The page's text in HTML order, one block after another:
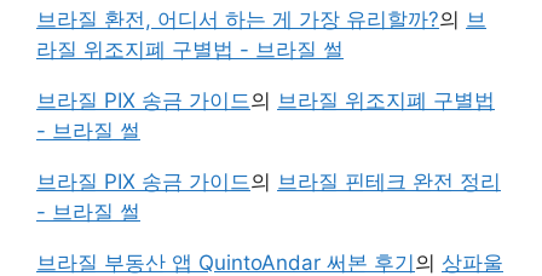
브라질 환전, 어디서 하는 게 가장 유리할까?의 브
라질 위조지폐 구별법 - 브라질 썰
브라질 PIX 송금 가이드의 브라질 위조지폐 구별법
- 브라질 썰
브라질 PIX 송금 가이드의 브라질 핀테크 완전 정리
- 브라질 썰
브라질 부동산 앱 QuintoAndar 써본 후기의 상파울